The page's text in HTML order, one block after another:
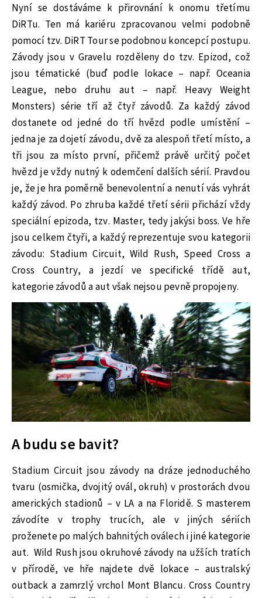
Nyní se dostáváme k přirovnání k onomu třetímu
DiRTu. Ten má kariéru zpracovanou velmi podobně
pomocí tzv. DiRT Tour se podobnou koncepcí postupu.
Závody jsou v Gravelu rozděleny do tzv. Epizod, což
jsou tématické (buď podle lokace – např. Oceania
League, nebo druhu aut – např. Heavy Weight
Monsters) série tří až čtyř závodů. Za každý závod
dostanete od jedné do tří hvězd podle umístění –
jedna je za dojetí závodu, dvě za alespoň třetí místo, a
tři jsou za místo první, přičemž právě určitý počet
hvězd je vždy nutný k odemčení dalších sérií. Pravdou
je, že je hra poměrně benevolentní a nenutí vás vyhrát
každý závod. Po zhruba každé třetí sérii přichází vždy
speciální epizoda, tzv. Master, tedy jakýsi boss. Ve hře
jsou celkem čtyři, a každý reprezentuje svou kategorii
závodu: Stadium Circuit, Wild Rush, Speed Cross a
Cross Country, a jezdí ve specifické třídě aut,
kategorie závodů a aut však nejsou pevně propojeny.
A budu se bavit?
Stadium Circuit jsou závody na dráze jednoduchého
tvaru (osmička, dvojitý ovál, okruh) v prostorách dvou
amerických stadionů – v LA a na Floridě. S masterem
závodíte v trophy trucích, ale v jiných sériích
proženete po malých bahnitých oválech i jiné kategorie
aut. Wild Rush jsou okruhové závody na užších tratích
v přírodě, ve hře najdete dvě lokace – australský
outback a zamrzlý vrchol Mont Blancu. Cross Country